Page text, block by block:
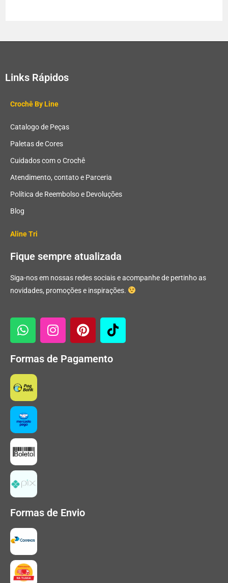
Links Rápidos
Crochê By Line
Catalogo de Peças
Paletas de Cores
Cuidados com o Crochê
Atendimento, contato e Parceria
Política de Reembolso e Devoluções
Blog
Aline Tri
Fique sempre atualizada
Siga-nos em nossas redes sociais e acompanhe de pertinho as
novidades, promoções e inspirações.
Formas de Pagamento
Formas de Envio